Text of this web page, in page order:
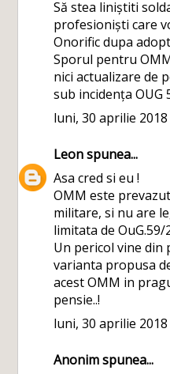
Să stea liniștiti
profesioniști care
Onorific dupa
Sporul pentru
nici actualizare de
sub incidența OUG
luni, 30 aprilie 2018
Leonspunea...
Asa cred si eu !
OMM este
militare, si nu are
limitata de OuG.59/
Un pericol vine din
varianta propusa
acest OMM in
pensie..!
luni, 30 aprilie 2018
Anonim spunea...